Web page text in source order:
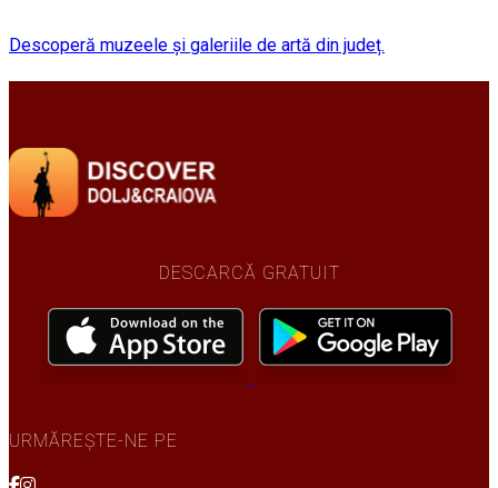
Descoperă muzeele și galeriile de artă din județ.
DESCARCĂ GRATUIT
URMĂREȘTE-NE PE